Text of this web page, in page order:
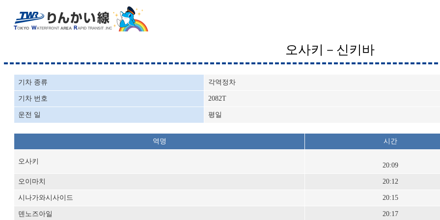
오사키－신키바
기차 종류 각역정차
기차 번호 2082T
운전 일 평일
역명 시간
오사키
20:09
오이마치 20:12
시나가와시사이드 20:15
덴노즈아일 20:17